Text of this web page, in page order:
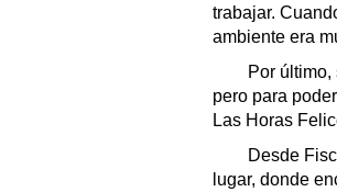
trabajar.
ambiente era
Por último,
pero para
Las Horas
Desde
lugar, donde